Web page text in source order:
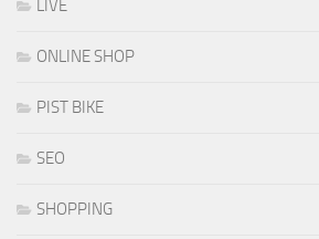
LIVE
ONLINE SHOP
PIST BIKE
SEO
SHOPPING